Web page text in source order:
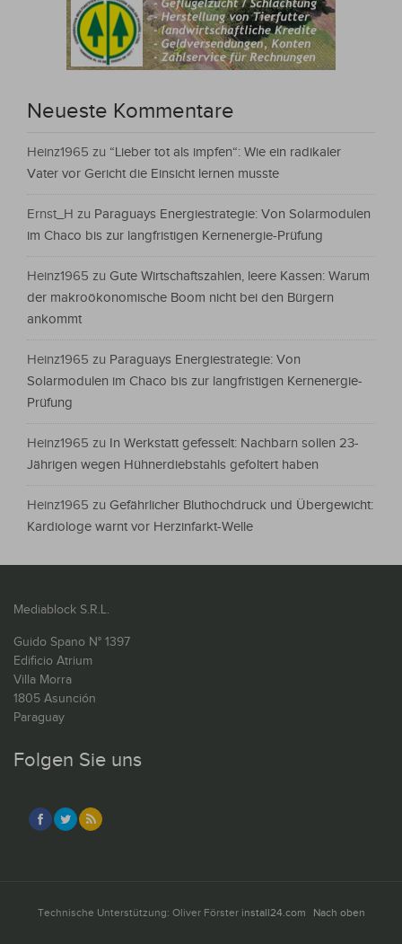
Neueste Kommentare
Heinz1965 zu “Lieber tot als impfen“: Wie ein radikaler
Vater vor Gericht die Einsicht lernen musste
Ernst_H zu Paraguays Energiestrategie: Von Solarmodulen
im Chaco bis zur langfristigen Kernenergie-Prüfung
Heinz1965 zu Gute Wirtschaftszahlen, leere Kassen: Warum
der makroökonomische Boom nicht bei den Bürgern
ankommt
Heinz1965 zu Paraguays Energiestrategie: Von
Solarmodulen im Chaco bis zur langfristigen Kernenergie-
Prüfung
Heinz1965 zu In Werkstatt gefesselt: Nachbarn sollen 23-
Jährigen wegen Hühnerdiebstahls gefoltert haben
Heinz1965 zu Gefährlicher Bluthochdruck und Übergewicht:
Kardiologe warnt vor Herzinfarkt-Welle
Mediablock S.R.L.
Guido Spano N° 1397
Edificio Atrium
Villa Morra
1805 Asunción
Paraguay
Folgen Sie uns
Technische Unterstützung: Oliver Förster install24.com Nach oben